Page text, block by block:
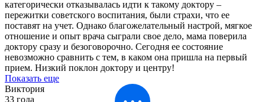
категорически отказывалась идти к такому доктору –
пережитки советского воспитания, были страхи, что ее
поставят на учет. Однако благожелательный настрой, мягкое
отношение и опыт врача сыграли свое дело, мама поверила
доктору сразу и безоговорочно. Сегодня ее состояние
невозможно сравнить с тем, в каком она пришла на первый
прием. Низкий поклон доктору и центру!
Показать еще
Виктория
33 года